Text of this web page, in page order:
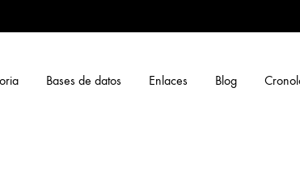
Bases de datos Enlaces Blog